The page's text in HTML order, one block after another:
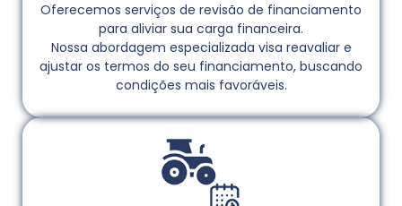
Oferecemos serviços de revisão de financiamento
para aliviar sua carga financeira.
Nossa abordagem especializada visa reavaliar e
ajustar os termos do seu financiamento, buscando
condições mais favoráveis.